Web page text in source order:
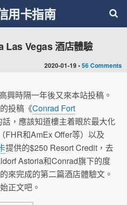
用卡指南
2020-01-19 •56 Comments
Las Vegas 酒店體驗
興時隔一年後又來本站投稿。
投稿《Conrad Fort
話，應該知道樓主着眼於最大化
FHR和AmEx Offer等）以及
提供的$250 Resort Credit，去
Astoria和Conrad旗下的度
來完成的第二篇酒店體驗文。
正文吧。